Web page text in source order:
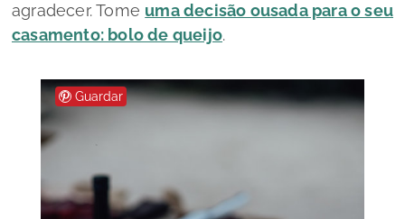
agradecer. Tome uma decisão ousada para o seu
casamento: bolo de queijo.
Guardar